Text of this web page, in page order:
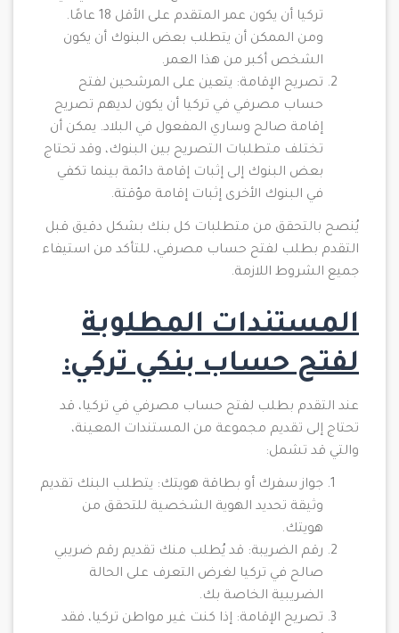
تركيا أن يكون عمر المتقدم على الأقل 18 عامًا.
ومن الممكن أن يتطلب بعض البنوك أن يكون
الشخص أكبر من هذا العمر.
تصريح الإقامة: يتعين على المرشحين لفتح
حساب مصرفي في تركيا أن يكون لديهم تصريح
إقامة صالح وساري المفعول في البلاد. يمكن أن
تختلف متطلبات التصريح بين البنوك، وقد تحتاج
بعض البنوك إلى إثبات إقامة دائمة بينما تكفي
في البنوك الأخرى إثبات إقامة مؤقتة.
يُنصح بالتحقق من متطلبات كل بنك بشكل دقيق قبل
التقدم بطلب لفتح حساب مصرفي، للتأكد من استيفاء
جميع الشروط اللازمة.
المستندات المطلوبة
لفتح حساب بنكي تركي:
عند التقدم بطلب لفتح حساب مصرفي في تركيا، قد
تحتاج إلى تقديم مجموعة من المستندات المعينة،
والتي قد تشمل:
جواز سفرك أو بطاقة هويتك: يتطلب البنك تقديم
وثيقة تحديد الهوية الشخصية للتحقق من
هويتك.
رقم الضريبة: قد يُطلب منك تقديم رقم ضريبي
صالح في تركيا لغرض التعرف على الحالة
الضريبية الخاصة بك.
تصريح الإقامة: إذا كنت غير مواطن تركيا، فقد